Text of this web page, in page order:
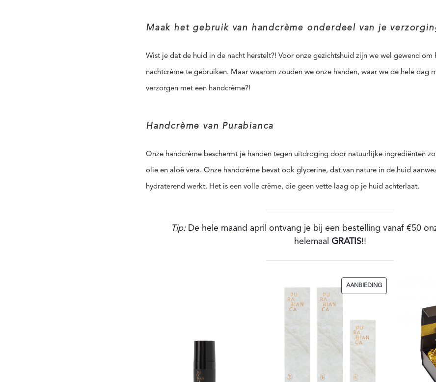
Maak het gebruik van handcrème onderdeel van je
Wist je dat de huid in de nacht herstelt?! Voor onze gezichtshuid zijn we wel gewend om
nachtcrème te gebruiken. Maar waarom zouden we onze handen, waar we de hele dag
verzorgen met een handcrème?!
Handcrème van Purabianca
Onze handcrème beschermt je handen tegen uitdroging door natuurlijke ingrediënten
olie en aloë vera. Onze handcrème bevat ook glycerine, dat van nature in de huid
hydraterend werkt. Het is een volle crème, die geen vette laag op je huid achterlaat.
Tip: De hele maand april ontvang je bij een bestelling vanaf €50
helemaal GRATIS!!
AANBIEDINGPRODUCT